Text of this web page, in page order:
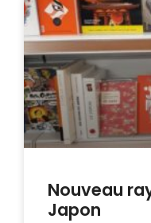
Nouveau
Japon